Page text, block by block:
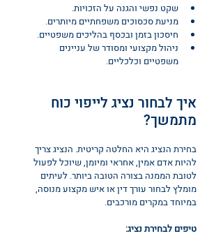
שקט נפשי והגנה על הזכויות.
מניעת סכסוכים משפחתיים מיותרים.
חיסכון בזמן ובכסף בהליכים משפטיים.
ניהול מקצועי ומסודר של עניינים
משפטיים וכלכליים.
איך לבחור נציג לייפוי כוח
מתמשך?
בחירת הנציג היא החלטה קריטית. הנציג צריך
להיות אדם אמין, אחראי ומיומן, שיוכל לפעול
לטובת הממנה בצורה הטובה ביותר. לעיתים
מומלץ לבחור עורך דין או איש מקצוע מנוסה,
במיוחד במקרים מורכבים.
טיפים לבחירת נציג: